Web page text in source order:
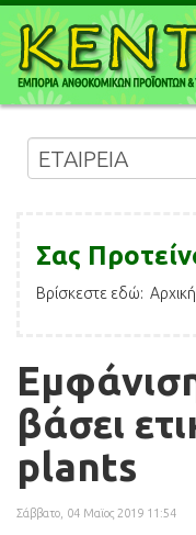
Σας
Βρίσκεστε εδώ: Αρχική
βάσει
plants
Σάββατο, 04 Μαϊος 2019 11:54